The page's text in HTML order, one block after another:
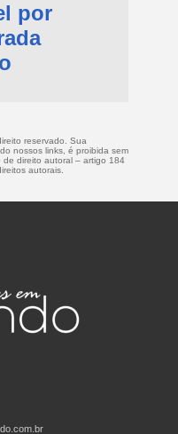
por
reservado. Sua
nossos links, é proibida sem
de direito autoral – artigo 184
autorais